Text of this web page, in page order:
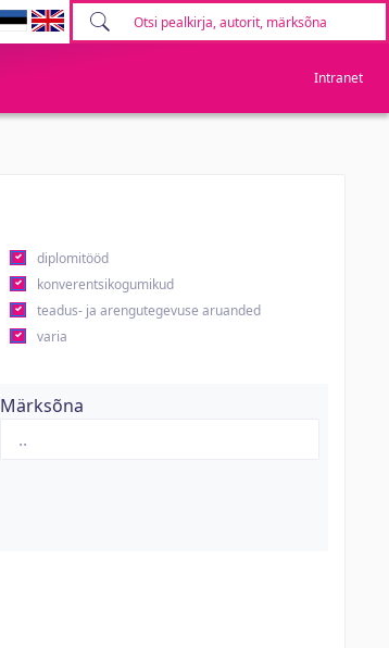
Intranet
diplomitööd
konverentsikogumikud
teadus- ja arengutegevuse aruanded
varia
Märksõna